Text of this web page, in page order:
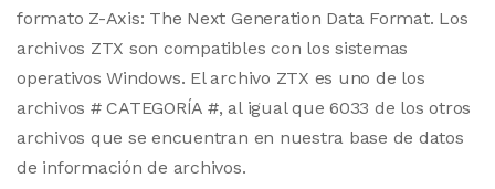
formato Z-Axis: The Next Generation Data Format. Los
archivos ZTX son compatibles con los sistemas
operativos Windows. El archivo ZTX es uno de los
archivos # CATEGORÍA #, al igual que 6033 de los otros
archivos que se encuentran en nuestra base de datos
de información de archivos.